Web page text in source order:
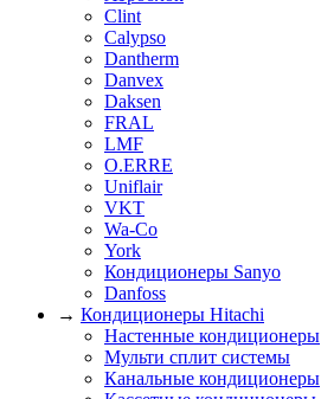
Clint
Calypso
Dantherm
Danvex
Daksen
FRAL
LMF
O.ERRE
Uniflair
VKT
Wa-Co
York
Кондиционеры Sanyo
Danfoss
→ Кондиционеры Hitachi
Настенные кондиционеры
Мульти сплит системы
Канальные кондиционеры